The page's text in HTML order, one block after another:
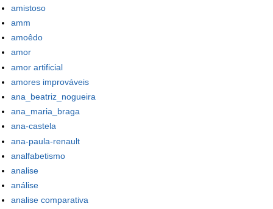
amistoso
amm
amoêdo
amor
amor artificial
amores improváveis
ana_beatriz_nogueira
ana_maria_braga
ana-castela
ana-paula-renault
analfabetismo
analise
análise
analise comparativa